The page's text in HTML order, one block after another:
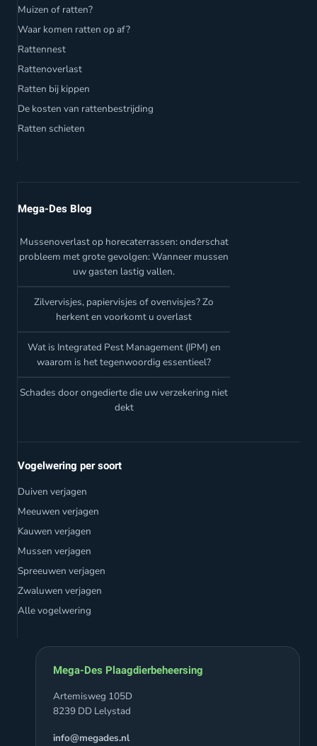
Muizen of ratten?
Waar komen ratten op af?
Rattennest
Rattenoverlast
Ratten bij kippen
De kosten van rattenbestrijding
Ratten schieten
Mega-Des Blog
Mussenoverlast op horecaterrassen: onderschat
probleem met grote gevolgen: Wanneer mussen
uw gasten lastig vallen.
Zilvervisjes, papiervisjes of ovenvisjes? Zo
herkent en voorkomt u overlast
Wat is Integrated Pest Management (IPM) en
waarom is het tegenwoordig essentieel?
Schades door ongedierte die uw verzekering niet
dekt
Vogelwering per soort
Duiven verjagen
Meeuwen verjagen
Kauwen verjagen
Mussen verjagen
Spreeuwen verjagen
Zwaluwen verjagen
Alle vogelwering
Mega-Des Plaagdierbeheersing
Artemisweg 105D
8239 DD Lelystad
info@megades.nl